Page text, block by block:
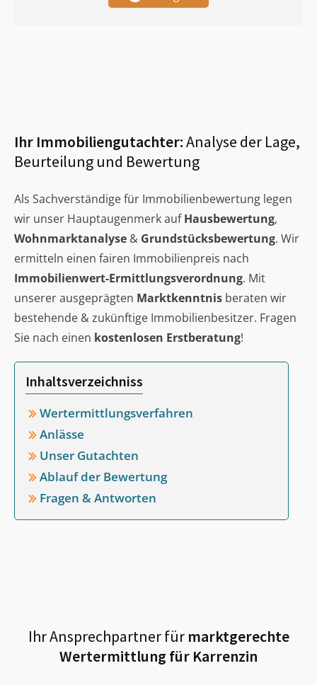
Ihr Immobiliengutachter:Analyse der Lage,
Beurteilung und Bewertung
Als Sachverständige für Immobilienbewertung legen
wir unser Hauptaugenmerk aufHausbewertung,
Wohnmarktanalyse & Grundstücksbewertung. Wir
ermitteln einen fairen Immobilienpreis nach
Immobilienwert-Ermittlungsverordnung. Mit
unserer ausgeprägten Marktkenntnis beraten wir
bestehende & zukünftige Immobilienbesitzer. Fragen
Sie nach einen kostenlosen Erstberatung!
Inhaltsverzeichniss
Wertermittlungsverfahren
Anlässe
Unser Gutachten
Ablauf der Bewertung
Fragen & Antworten
Ihr Ansprechpartner fürmarktgerechte
Wertermittlung für Karrenzin